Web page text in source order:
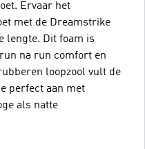
Ervaar het
met de Dreamstrike
lengte. Dit foam is
na run comfort en
loopzool vult de
perfect aan met
als natte